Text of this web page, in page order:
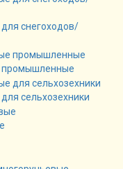
снегоходов/
промышленные
сельхозехники